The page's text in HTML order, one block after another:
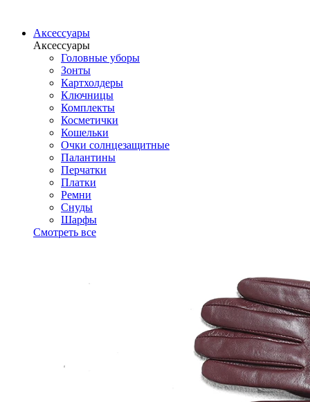
Аксессуары
Аксессуары
Головные уборы
Зонты
Картхолдеры
Ключницы
Комплекты
Косметички
Кошельки
Очки солнцезащитные
Палантины
Перчатки
Платки
Ремни
Снуды
Шарфы
Смотреть все